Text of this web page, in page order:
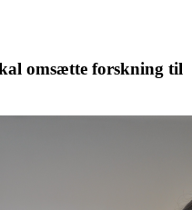
omsætte forskning til